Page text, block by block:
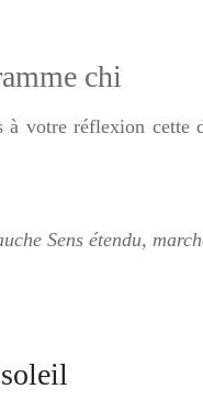
chi
réflexion cette
Sens étendu,